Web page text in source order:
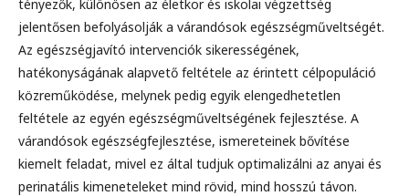
tényezők, különösen az életkor és iskolai végzettség
jelentősen befolyásolják a várandósok egészségműveltségét.
Az egészségjavító intervenciók sikerességének,
hatékonyságának alapvető feltétele az érintett célpopuláció
közreműködése, melynek pedig egyik elengedhetetlen
feltétele az egyén egészségműveltségének fejlesztése. A
várandósok egészségfejlesztése, ismereteinek bővítése
kiemelt feladat, mivel ez által tudjuk optimalizálni az anyai és
perinatális kimeneteleket mind rövid, mind hosszú távon.